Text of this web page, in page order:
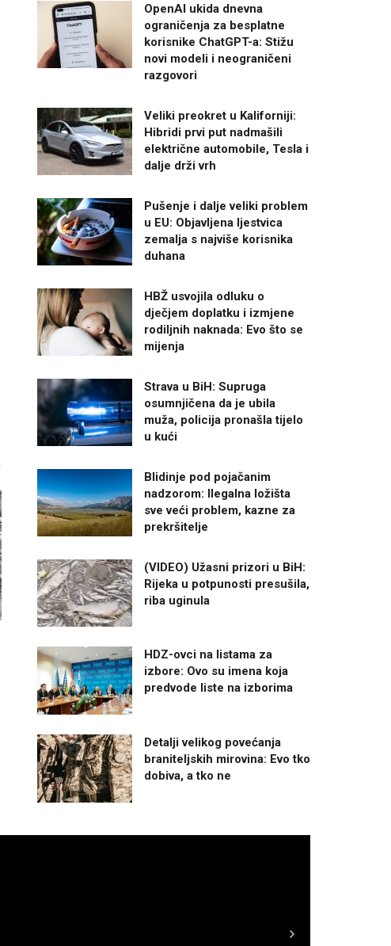
OpenAI ukida dnevna
ograničenja za besplatne
korisnike ChatGPT-a: Stižu
novi modeli i neograničeni
razgovori
Veliki preokret u Kaliforniji:
Hibridi prvi put nadmašili
električne automobile, Tesla i
dalje drži vrh
Pušenje i dalje veliki problem
u EU: Objavljena ljestvica
zemalja s najviše korisnika
duhana
HBŽ usvojila odluku o
dječjem doplatku i izmjene
rodiljnih naknada: Evo što se
mijenja
Strava u BiH: Supruga
osumnjičena da je ubila
muža, policija pronašla tijelo
u kući
Blidinje pod pojačanim
nadzorom: Ilegalna ložišta
sve veći problem, kazne za
prekršitelje
(VIDEO) Užasni prizori u BiH:
Rijeka u potpunosti presušila,
riba uginula
HDZ-ovci na listama za
izbore: Ovo su imena koja
predvode liste na izborima
Detalji velikog povećanja
braniteljskih mirovina: Evo tko
dobiva, a tko ne